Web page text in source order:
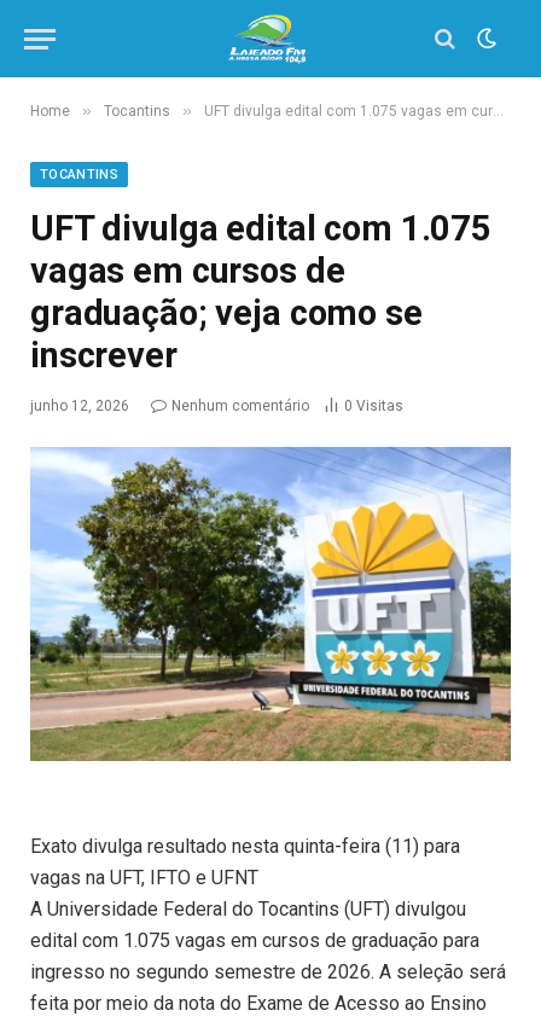
Home » Tocantins » UFT divulga edital com 1.075 vagas em cursos de graduação; veja como se inscrever
TOCANTINS
UFT divulga edital com 1.075
vagas em cursos de
graduação; veja como se
inscrever
junho 12, 2026 Nenhum comentário 0 Visitas
Exato divulga resultado nesta quinta-feira (11) para
vagas na UFT, IFTO e UFNT
A Universidade Federal do Tocantins (UFT) divulgou
edital com 1.075 vagas em cursos de graduação para
ingresso no segundo semestre de 2026. A seleção será
feita por meio da nota do Exame de Acesso ao Ensino